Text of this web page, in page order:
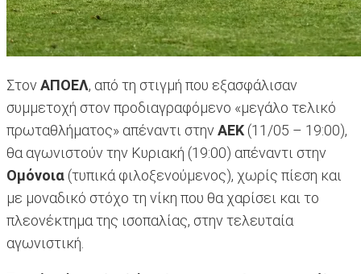
ΣτονΑΠΟΕΛ, από τη στιγμή που εξασφάλισαν
συμμετοχή στον προδιαγραφόμενο «μεγάλο τελικό
πρωταθλήματος» απέναντι στηνΑΕΚ (11/05 – 19:00),
θα αγωνιστούν την Κυριακή (19:00) απέναντι στην
Ομόνοια (τυπικά φιλοξενούμενος), χωρίς πίεση και
με μοναδικό στόχο τη νίκη που θα χαρίσει και το
πλεονέκτημα της ισοπαλίας, στην τελευταία
αγωνιστική.